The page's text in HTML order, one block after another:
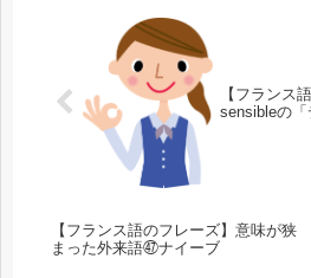
【フランス
sensibleの「
【フランス語のフレーズ】意味が狭
まった外来語㊼ナイーブ